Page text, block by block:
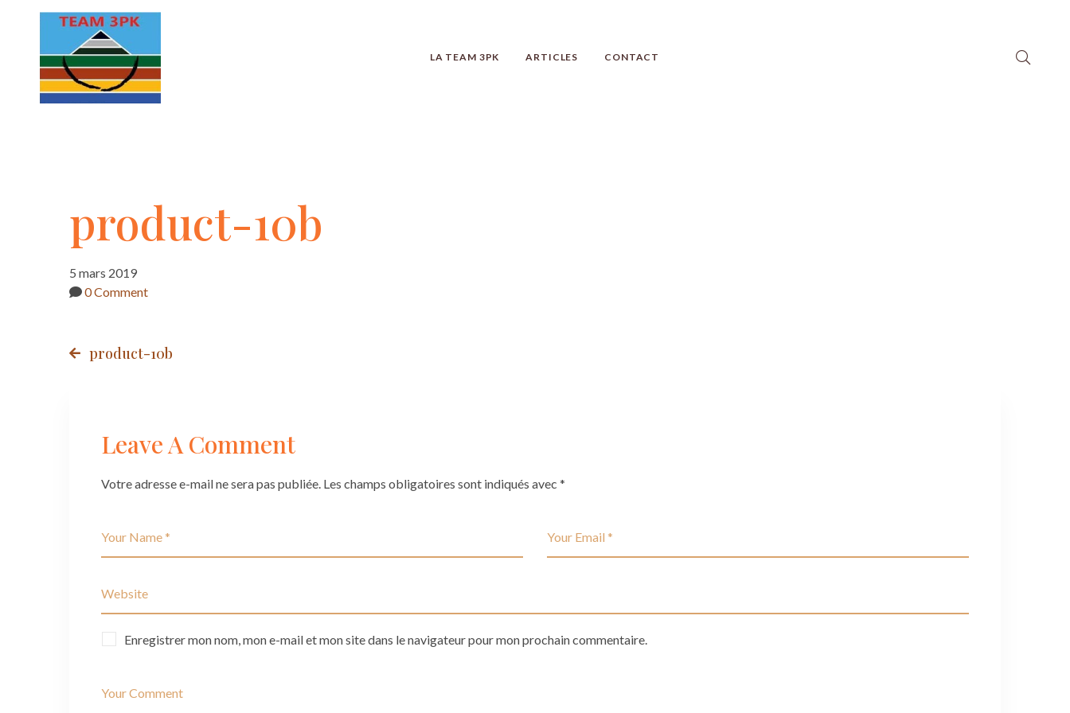
LA TEAM 3PK ARTICLES CONTACT
product-
10b
product-10b
5 mars 2019
0 Comment
Post
product-10b
Leave A Comment
Votre adresse e-mail ne sera pas publiée. Les champs obligatoires sont indiqués avec *
Enregistrer mon nom, mon e-mail et mon site dans le navigateur pour mon prochain commentaire.